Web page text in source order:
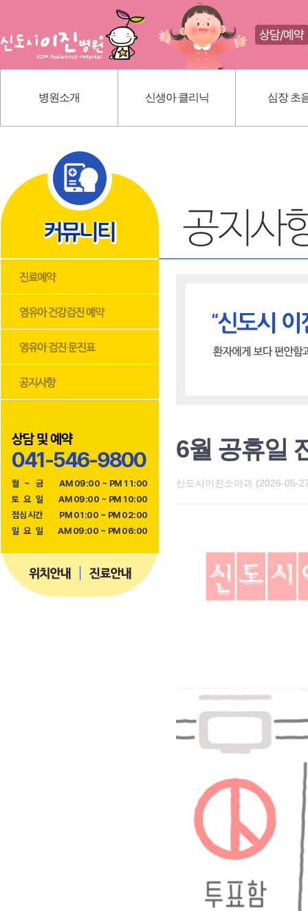
병원소개 신생아 클리닉 심장 초
인사말
의료진 소개
진료 안내
내부 시설
신생아 황달
딤플초음파
상담 및 예약
041-546-9800
월 ~ 금
AM 09:00 ~ PM 11:00
토 요 일
AM 09:00 ~ PM 10:00
점심시간
PM 01:00 ~ PM 02:00
일 요 일 AM 09:00 ~ PM 06:00
6월 공휴일
신도시이진소아과 (2026-05-